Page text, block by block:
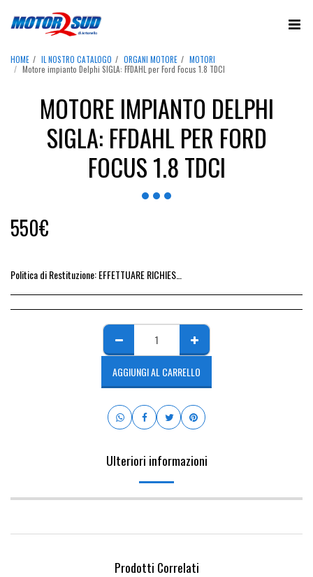
HOME IL NOSTRO CATALOGO ORGANI MOTORE
MOTORI
Motore impianto Delphi SIGLA: FFDAHL per Ford Focus 1.8 TDCI
MOTORE IMPIANTO DELPHI
SIGLA: FFDAHL PER FORD
FOCUS 1.8 TDCI
550€
Politica di Restituzione:EFFETTUARE RICHIESTA DI RESO ENTRO 14 GIORNI DALL&#039;ACQUISTO DEL RICAMBIO, IL RIMBORSO VIENE EMESSO ALLA CONSEGNA DEL RICAMBIO IN SEDE.
AGGIUNGI AL CARRELLO
Ulteriori informazioni
Prodotti Correlati